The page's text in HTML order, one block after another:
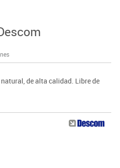
de alta calidad. Libre de